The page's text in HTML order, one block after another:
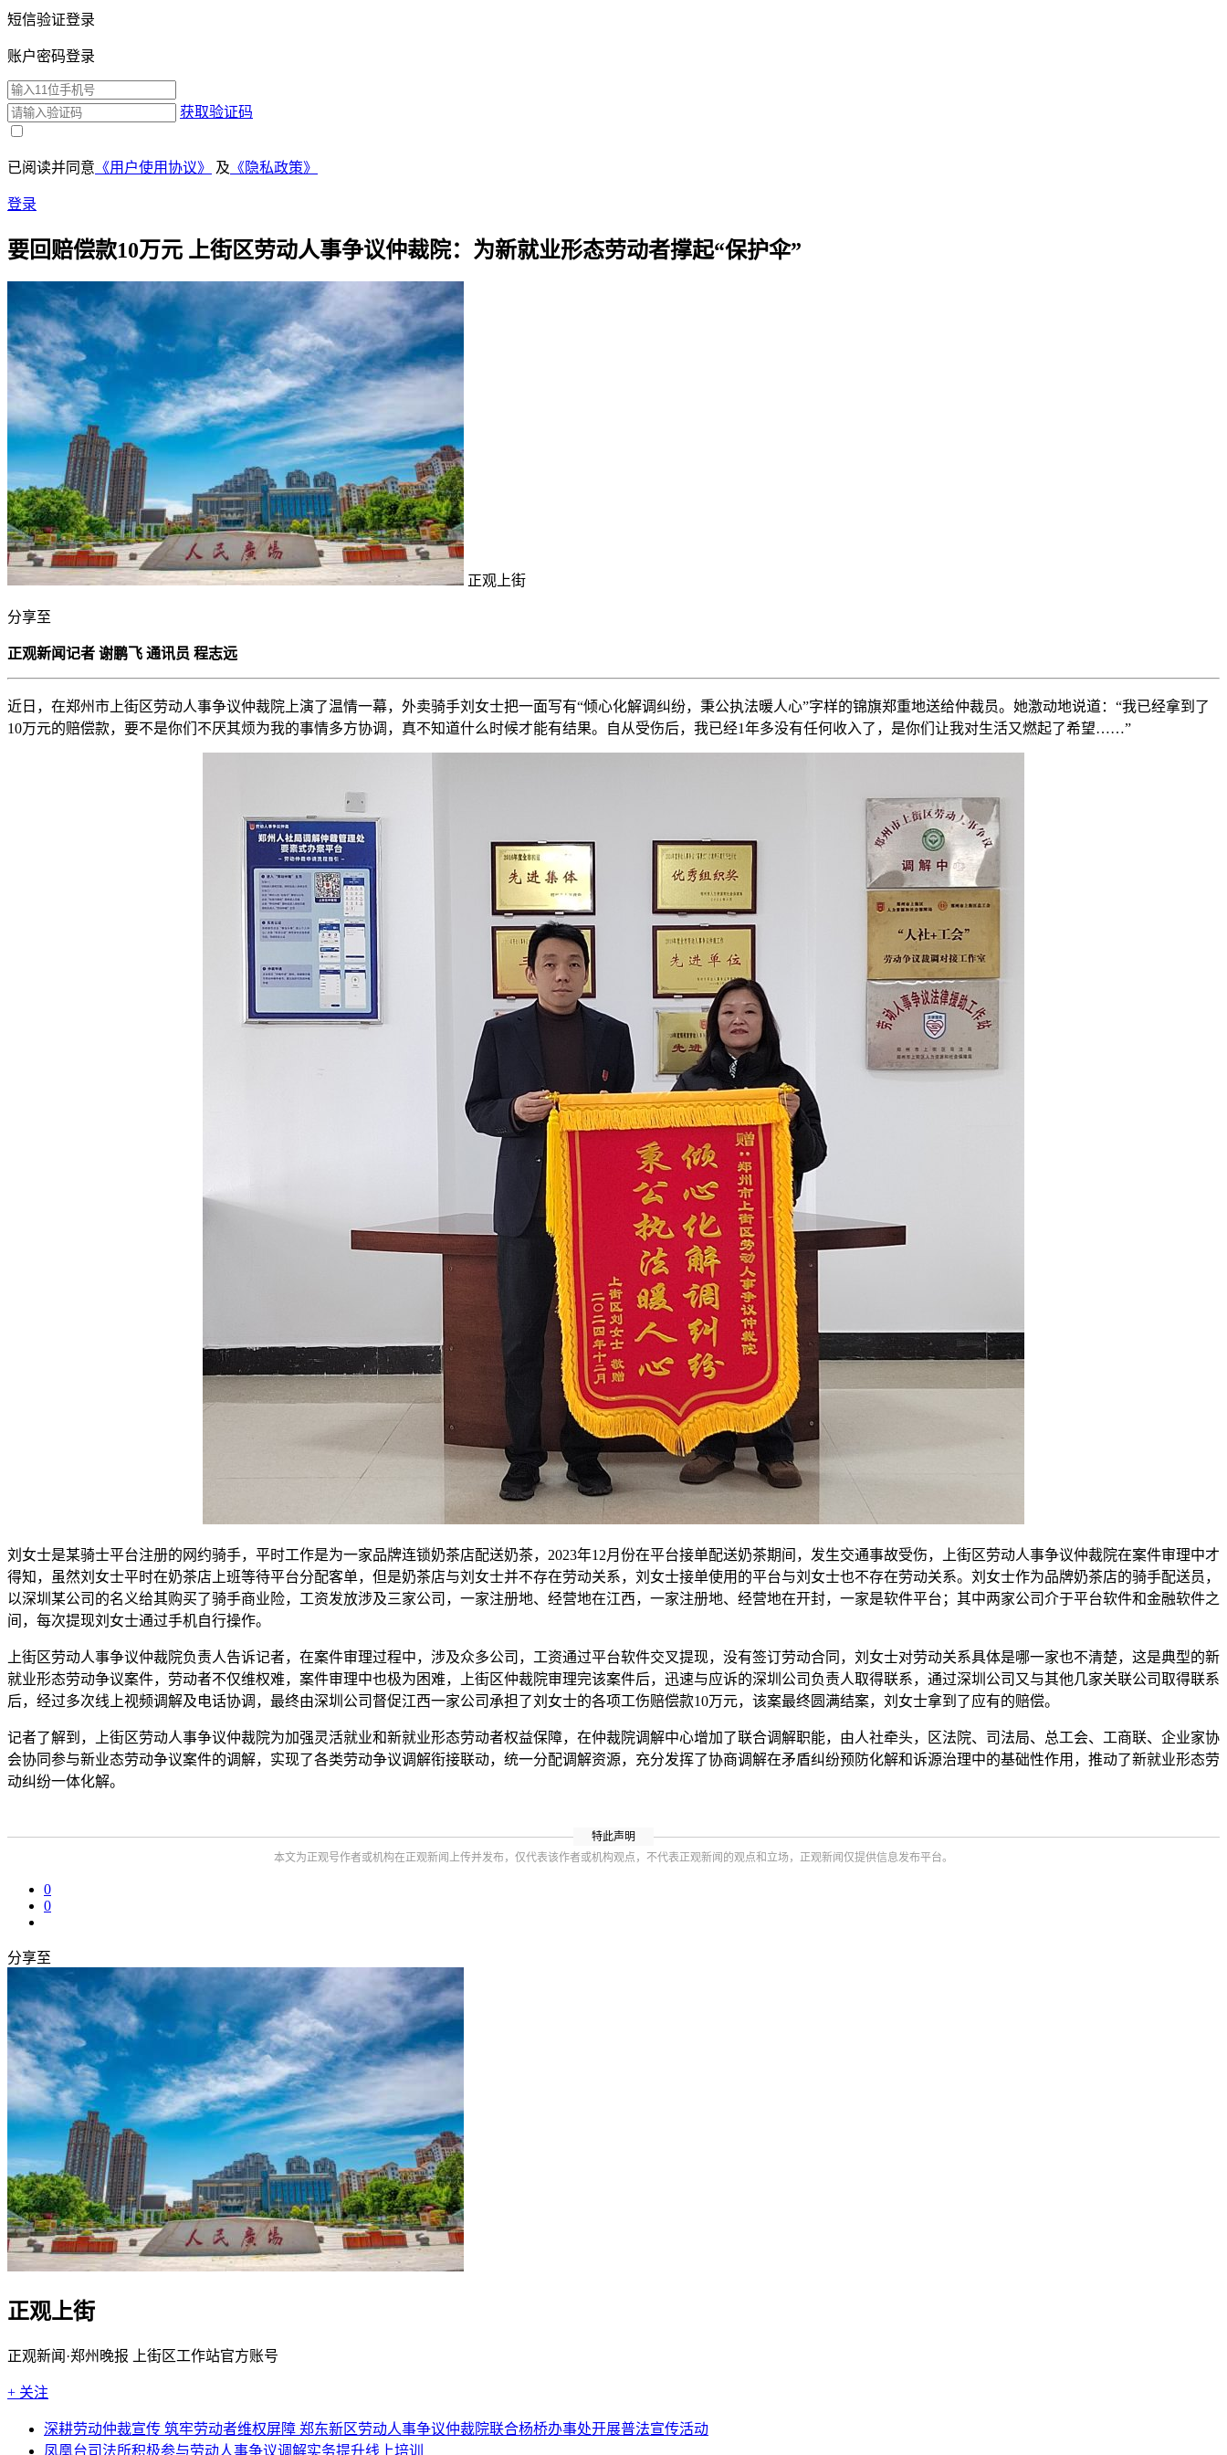
短信验证登录
账户密码登录
获取验证码
已阅读并同意 《用户使用协议》 及 《隐私政策》
登录
要回赔偿款10万元 上街区劳动人事争议仲裁院：为新就业形态劳动者撑起“保护伞”
正观上街
分享至
正观新闻记者 谢鹏飞 通讯员 程志远
近日，在郑州市上街区劳动人事争议仲裁院上演了温情一幕，外卖骑手刘女士把一面写有“倾心化解调纠纷，秉公执法暖人心”字样的锦旗郑重地送给仲裁员。她激动地说道：“我已经拿到了
10万元的赔偿款，要不是你们不厌其烦为我的事情多方协调，真不知道什么时候才能有结果。自从受伤后，我已经1年多没有任何收入了，是你们让我对生活又燃起了希望……”
刘女士是某骑士平台注册的网约骑手，平时工作是为一家品牌连锁奶茶店配送奶茶，2023年12月份在平台接单配送奶茶期间，发生交通事故受伤，上街区劳动人事争议仲裁院在案件审理中才
得知，虽然刘女士平时在奶茶店上班等待平台分配客单，但是奶茶店与刘女士并不存在劳动关系，刘女士接单使用的平台与刘女士也不存在劳动关系。刘女士作为品牌奶茶店的骑手配送员，
以深圳某公司的名义给其购买了骑手商业险，工资发放涉及三家公司，一家注册地、经营地在江西，一家注册地、经营地在开封，一家是软件平台；其中两家公司介于平台软件和金融软件之
间，每次提现刘女士通过手机自行操作。
上街区劳动人事争议仲裁院负责人告诉记者，在案件审理过程中，涉及众多公司，工资通过平台软件交叉提现，没有签订劳动合同，刘女士对劳动关系具体是哪一家也不清楚，这是典型的新
就业形态劳动争议案件，劳动者不仅维权难，案件审理中也极为困难，上街区仲裁院审理完该案件后，迅速与应诉的深圳公司负责人取得联系，通过深圳公司又与其他几家关联公司取得联系
后，经过多次线上视频调解及电话协调，最终由深圳公司督促江西一家公司承担了刘女士的各项工伤赔偿款10万元，该案最终圆满结案，刘女士拿到了应有的赔偿。
记者了解到，上街区劳动人事争议仲裁院为加强灵活就业和新就业形态劳动者权益保障，在仲裁院调解中心增加了联合调解职能，由人社牵头，区法院、司法局、总工会、工商联、企业家协
会协同参与新业态劳动争议案件的调解，实现了各类劳动争议调解衔接联动，统一分配调解资源，充分发挥了协商调解在矛盾纠纷预防化解和诉源治理中的基础性作用，推动了新就业形态劳
动纠纷一体化解。
特此声明
本文为正观号作者或机构在正观新闻上传并发布，仅代表该作者或机构观点，不代表正观新闻的观点和立场，正观新闻仅提供信息发布平台。
0
0
分享至
正观上街
正观新闻·郑州晚报 上街区工作站官方账号
+ 关注
深耕劳动仲裁宣传 筑牢劳动者维权屏障 郑东新区劳动人事争议仲裁院联合杨桥办事处开展普法宣传活动
凤凰台司法所积极参与劳动人事争议调解实务提升线上培训